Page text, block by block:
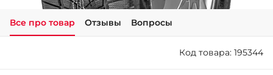
+38 (050)-911-911-2
+38 (099)-643-33-77
Все про товар Отзывы Вопросы
Код товара: 195344